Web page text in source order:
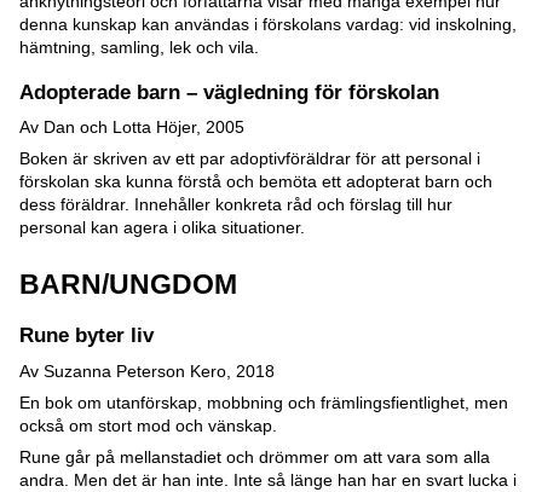
denna kunskap kan användas i förskolans vardag: vid inskolning,
hämtning, samling, lek och vila.
Adopterade barn – vägledning för förskolan
Av Dan och Lotta Höjer, 2005
Boken är skriven av ett par adoptivföräldrar för att personal i
förskolan ska kunna förstå och bemöta ett adopterat barn och
dess föräldrar. Innehåller konkreta råd och förslag till hur
personal kan agera i olika situationer.
BARN/UNGDOM
Rune byter liv
Av Suzanna Peterson Kero, 2018
En bok om utanförskap, mobbning och främlingsfientlighet, men
också om stort mod och vänskap.
Rune går på mellanstadiet och drömmer om att vara som alla
andra. Men det är han inte. Inte så länge han har en svart lucka i